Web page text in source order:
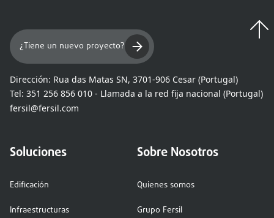
¿Tiene un nuevo proyecto?
Dirección: Rua das Matas SN, 3701-906 Cesar (Portugal)
Tel: 351 256 856 010 - Llamada a la red fija nacional (Portugal)
fersil@fersil.com
Soluciones
Edificación
Infraestructuras
Sobre Nosotros
Quienes somos
Grupo Fersil